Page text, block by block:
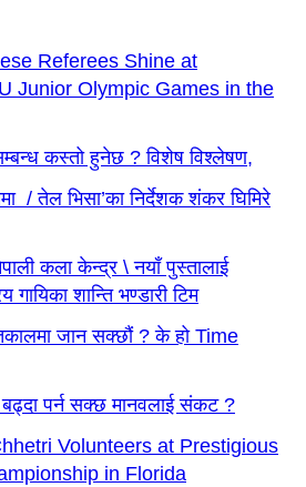
Referees Shine at
Junior Olympic Games in the
कस्तो हुनेछ ? विशेष विश्लेषण,
/ तेल भिसा’का निर्देशक शंकर घिमिरे
कला केन्द्र \ नयाँ पुस्तालाई
गायिका शान्ति भण्डारी टिम
जान सक्छौं ? के हो Time
बढ्दा पर्न सक्छ मानवलाई संकट ?
Volunteers at Prestigious
in Florida